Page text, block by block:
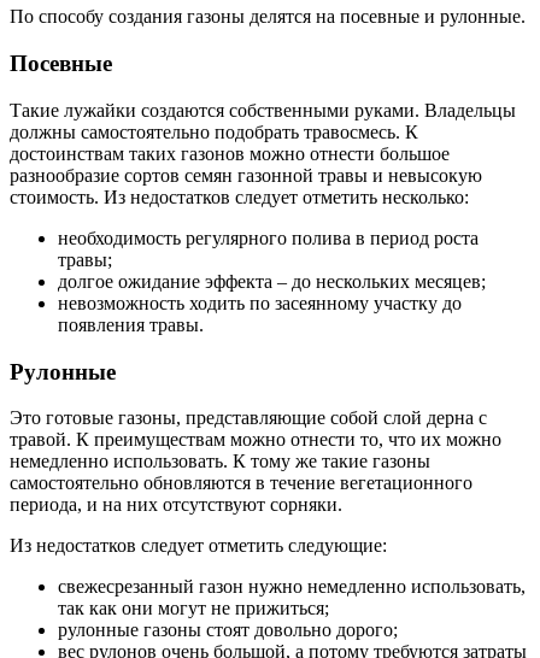
По способу создания газоны делятся на посевные и рулонные.
Посевные
Такие лужайки создаются собственными руками. Владельцы
должны самостоятельно подобрать травосмесь. К
достоинствам таких газонов можно отнести большое
разнообразие сортов семян газонной травы и невысокую
стоимость. Из недостатков следует отметить несколько:
необходимость регулярного полива в период роста
травы;
долгое ожидание эффекта – до нескольких месяцев;
невозможность ходить по засеянному участку до
появления травы.
Рулонные
Это готовые газоны, представляющие собой слой дерна с
травой. К преимуществам можно отнести то, что их можно
немедленно использовать. К тому же такие газоны
самостоятельно обновляются в течение вегетационного
периода, и на них отсутствуют сорняки.
Из недостатков следует отметить следующие:
свежесрезанный газон нужно немедленно использовать,
так как они могут не прижиться;
рулонные газоны стоят довольно дорого;
вес рулонов очень большой, а потому требуются затраты